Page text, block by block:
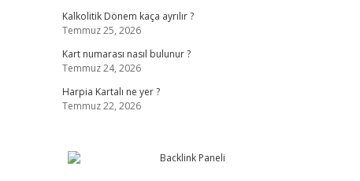
Kalkolitik Dönem kaça ayrılır ?
Temmuz 25, 2026
Kart numarası nasıl bulunur ?
Temmuz 24, 2026
Harpia Kartalı ne yer ?
Temmuz 22, 2026